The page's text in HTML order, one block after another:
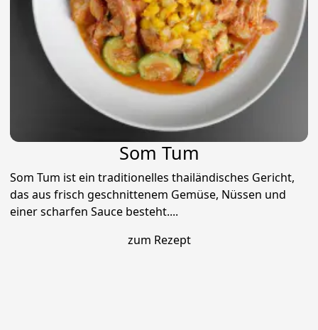
Som Tum
Som Tum ist ein traditionelles thailändisches Gericht,
das aus frisch geschnittenem Gemüse, Nüssen und
einer scharfen Sauce besteht....
zum Rezept